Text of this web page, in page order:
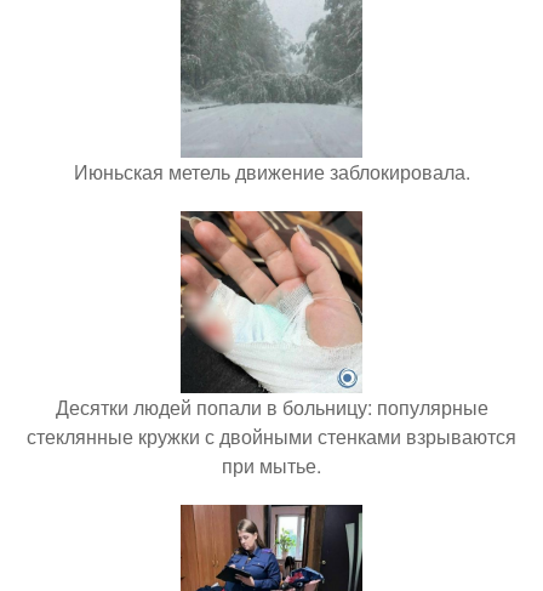
Июньская метель движение заблокировала.
Десятки людей попали в больницу: популярные
стеклянные кружки с двойными стенками взрываются
при мытье.